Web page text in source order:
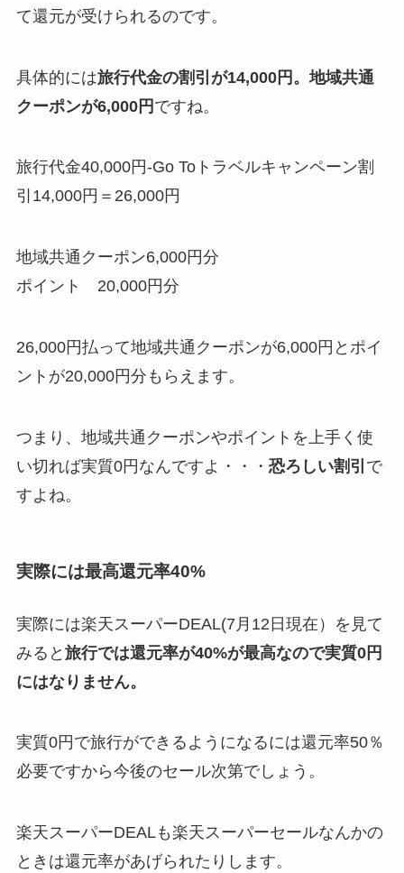
て還元が受けられるのです。
具体的には旅行代金の割引が14,000円。地域共通
クーポンが6,000円 ですね。
旅行代金40,000円-Go Toトラベルキャンペーン割
引14,000円＝26,000円
地域共通クーポン6,000円分
ポイント 20,000円分
26,000円払って地域共通クーポンが6,000円とポイ
ントが20,000円分もらえます。
つまり、地域共通クーポンやポイントを上手く使
い切れば実質0円なんですよ・・・ 恐ろしい割引 で
すよね。
実際には最高還元率40%
実際には楽天スーパーDEAL(7月12日現在）を見て
みると 旅行では還元率が40%が最高なので実質0円
にはなりません。
実質0円で旅行ができるようになるには還元率50％
必要ですから今後のセール次第でしょう。
楽天スーパーDEALも楽天スーパーセールなんかの
ときは還元率があげられたりします。